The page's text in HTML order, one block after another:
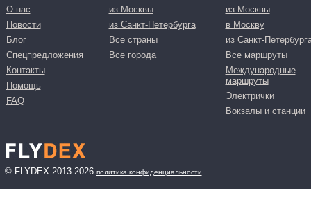
О нас
Новости
Блог
Спецпредложения
Контакты
Помощь
FAQ
из Москвы
из Санкт-Петербурга
Все страны
Все города
из Москвы
в Москву
из Санкт-
Все маршруты
Международные
маршруты
Электрички
Вокзалы и станции
© FLYDEX 2013-2026 политика конфиденциальности